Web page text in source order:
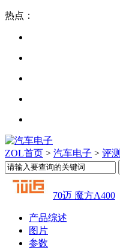
热点：
ZOL首页 > 汽车电子 > 评测
70迈 魔方A400
产品综述
图片
参数